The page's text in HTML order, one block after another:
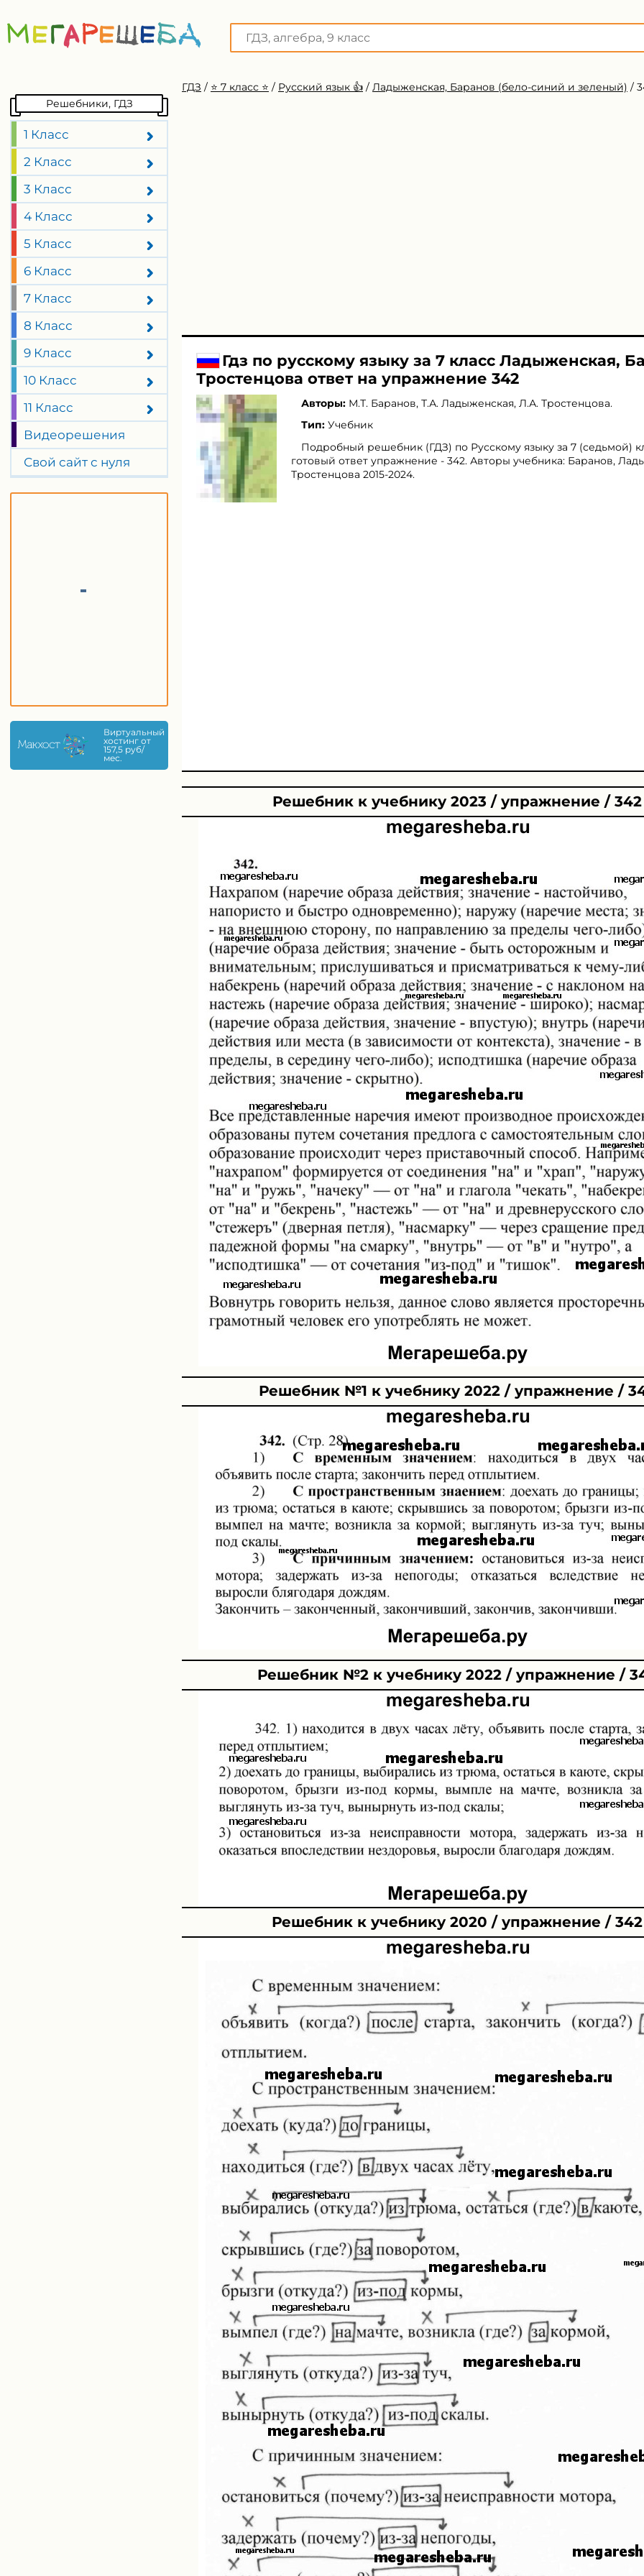
Решебники, ГДЗ
1 Класс
2 Класс
3 Класс
4 Класс
5 Класс
6 Класс
7 Класс
8 Класс
9 Класс
10 Класс
11 Класс
Видеорешения
Свой сайт с нуля
Виртуальный
хостинг от
157,5 руб/
мес.
ГДЗ / ⭐️ 7 класс ⭐️ / Русский язык 👍 / Ладыженская, Баранов (бело-синий и зеленый) /
Гдз по русскому языку за 7 класс Ладыженская,
Тростенцова ответ на упражнение 342
Авторы: М.Т. Баранов, Т.А. Ладыженская, Л.А. Тростенцова.
Тип: Учебник
Подробный решебник (ГДЗ) по Русскому языку за 7 (седьмой)
готовый ответ упражнение - 342. Авторы учебника: Баранов,
Тростенцова 2015-2024.
Решебник к учебнику 2023 / упражнение / 342
Решебник №1 к учебнику 2022 / упражнение /
Решебник №2 к учебнику 2022 / упражнение /
Решебник к учебнику 2020 / упражнение / 342